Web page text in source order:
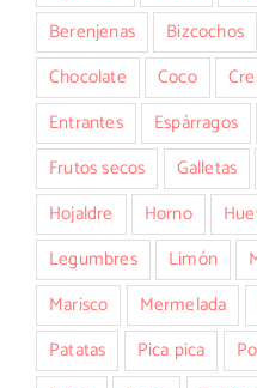
Berenjenas
Bizcochos
Chocolate
Coco
Entrantes
Espárragos
Frutos secos
Galletas
Hojaldre
Horno
Legumbres
Limón
Marisco
Mermelada
Patatas
Pica pica